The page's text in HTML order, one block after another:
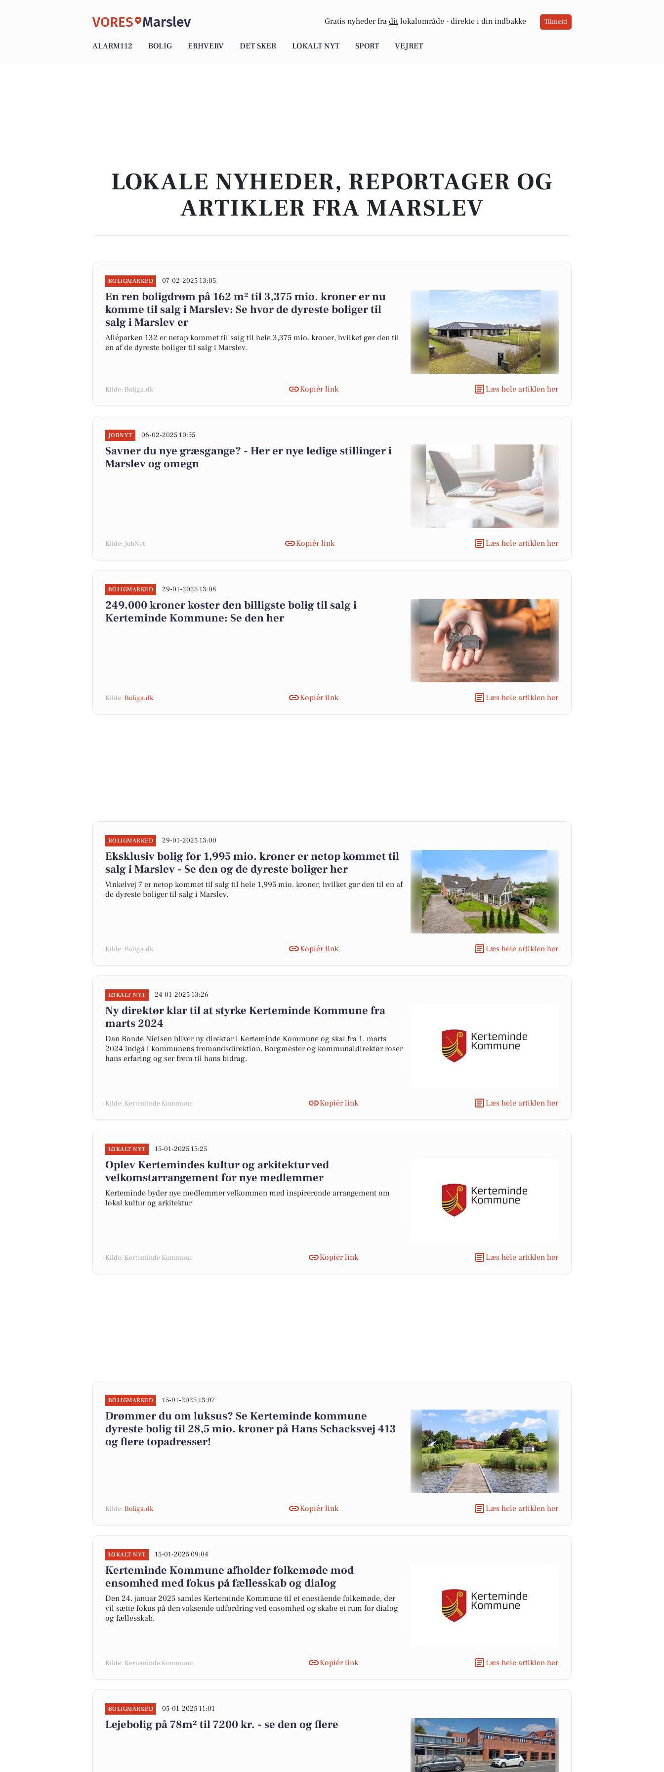
VORES Marslev Gratis nyheder fra dit lokalområde - direkte i din indbakke Tilmeld
ALARM112 BOLIG ERHVERV DET SKER LOKALT NYT SPORT VEJRET
LOKALE NYHEDER, REPORTAGER OG
ARTIKLER FRA MARSLEV
BOLIGMARKED 07-02-2025 13:05
En ren boligdrøm på 162 m² til 3,375 mio. kroner er nu
komme til salg i Marslev: Se hvor de dyreste boliger til
salg i Marslev er
Alléparken 132 er netop kommet til salg til hele 3,375 mio. kroner, hvilket gør den til
en af de dyreste boliger til salg i Marslev.
Kilde: Boliga.dk Kopiér link Læs hele artiklen her
JOBNYT 06-02-2025 10:55
Savner du nye græsgange? - Her er nye ledige stillinger i
Marslev og omegn
Kilde: JobNet Kopiér link Læs hele artiklen her
BOLIGMARKED 29-01-2025 13:08
249.000 kroner koster den billigste bolig til salg i
Kerteminde Kommune: Se den her
Kilde: Boliga.dk Kopiér link Læs hele artiklen her
BOLIGMARKED 29-01-2025 13:00
Eksklusiv bolig for 1,995 mio. kroner er netop kommet til
salg i Marslev - Se den og de dyreste boliger her
Vinkelvej 7 er netop kommet til salg til hele 1,995 mio. kroner, hvilket gør den til en af
de dyreste boliger til salg i Marslev.
Kilde: Boliga.dk Kopiér link Læs hele artiklen her
LOKALT NYT 24-01-2025 13:26
Ny direktør klar til at styrke Kerteminde Kommune fra
marts 2024
Dan Bonde Nielsen bliver ny direktør i Kerteminde Kommune og skal fra 1. marts
2024 indgå i kommunens tremandsdirektion. Borgmester og kommunaldirektør roser
hans erfaring og ser frem til hans bidrag.
Kilde: Kerteminde Kommune Kopiér link Læs hele artiklen her
LOKALT NYT 15-01-2025 15:25
Oplev Kertemindes kultur og arkitektur ved
velkomstarrangement for nye medlemmer
Kerteminde byder nye medlemmer velkommen med inspirerende arrangement om
lokal kultur og arkitektur
Kilde: Kerteminde Kommune Kopiér link Læs hele artiklen her
BOLIGMARKED 15-01-2025 13:07
Drømmer du om luksus? Se Kerteminde kommune
dyreste bolig til 28,5 mio. kroner på Hans Schacksvej 413
og flere topadresser!
Kilde: Boliga.dk Kopiér link Læs hele artiklen her
LOKALT NYT 15-01-2025 09:04
Kerteminde Kommune afholder folkemøde mod
ensomhed med fokus på fællesskab og dialog
Den 24. januar 2025 samles Kerteminde Kommune til et enestående folkemøde, der
vil sætte fokus på den voksende udfordring ved ensomhed og skabe et rum for dialog
og fællesskab.
Kilde: Kerteminde Kommune Kopiér link Læs hele artiklen her
BOLIGMARKED 05-01-2025 11:01
Lejebolig på 78m² til 7200 kr. - se den og flere